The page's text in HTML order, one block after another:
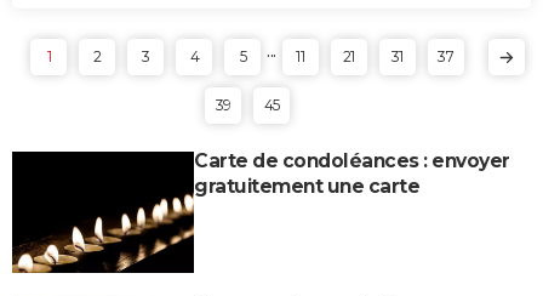
1 2 3 4 5 ... 11 21 31 37
39 45
Carte de condoléances : envoyer
gratuitement une carte